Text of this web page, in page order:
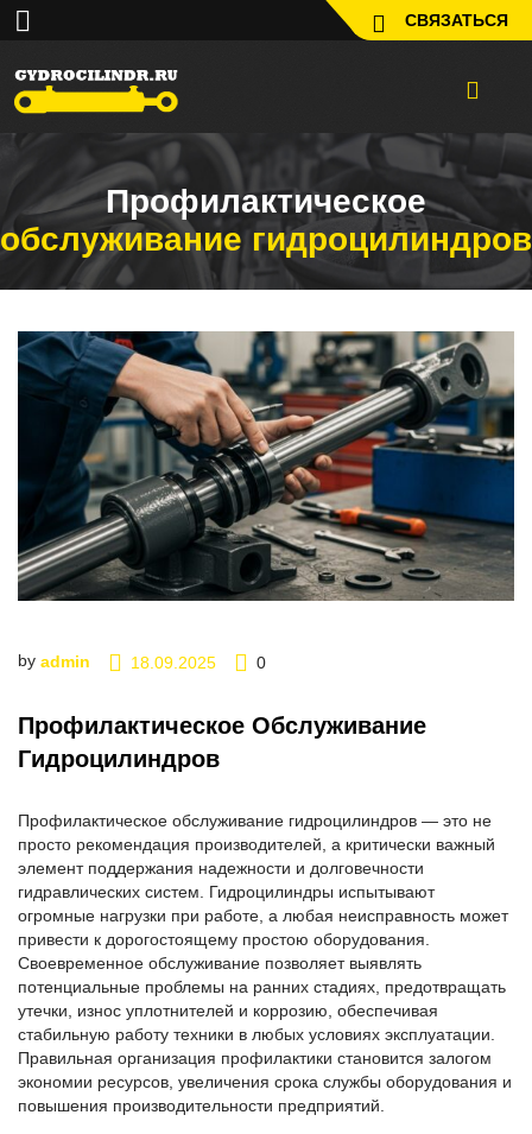
СВЯЗАТЬСЯ
Профилактическое
обслуживание гидроцилиндров
by admin 18.09.2025 0
Профилактическое Обслуживание
Гидроцилиндров
Профилактическое обслуживание гидроцилиндров — это не
просто рекомендация производителей, а критически важный
элемент поддержания надежности и долговечности
гидравлических систем. Гидроцилиндры испытывают
огромные нагрузки при работе, а любая неисправность может
привести к дорогостоящему простою оборудования.
Своевременное обслуживание позволяет выявлять
потенциальные проблемы на ранних стадиях, предотвращать
утечки, износ уплотнителей и коррозию, обеспечивая
стабильную работу техники в любых условиях эксплуатации.
Правильная организация профилактики становится залогом
экономии ресурсов, увеличения срока службы оборудования и
повышения производительности предприятий.